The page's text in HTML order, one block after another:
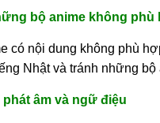
bộ anime không phù
có nội dung không phù
Nhật và tránh những
âm và ngữ điệu